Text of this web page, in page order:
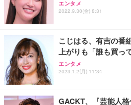
エンタメ
2022.9.30(金) 8:31
こじはる、有吉の番
上がりも「誰も買っ
エンタメ
2023.1.2(月) 11:34
GACKT、『芸能人